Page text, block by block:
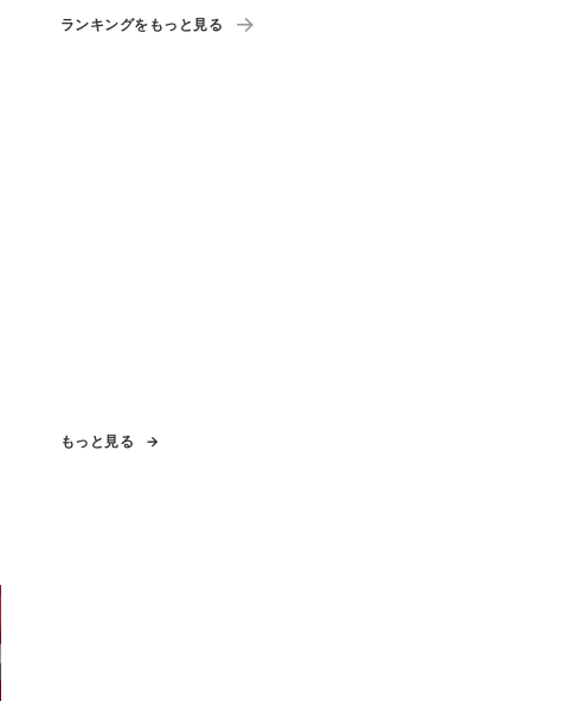
ランキングをもっと見る
もっと見る